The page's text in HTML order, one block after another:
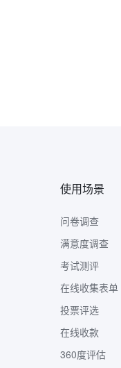
使用场景
问卷调查
满意度调查
考试测评
在线收集表单
投票评选
在线收款
360度评估